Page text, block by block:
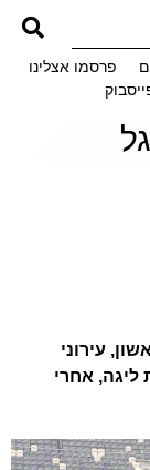
פרסמו אצלינו
עירוני
ליגה, אחרי